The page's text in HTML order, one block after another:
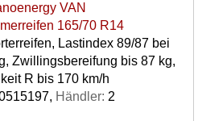
VAN
165/70 R14
Lastindex 89/87 bei
Zwillingsbereifung bis 87 kg,
R bis 170 km/h
Händler: 2